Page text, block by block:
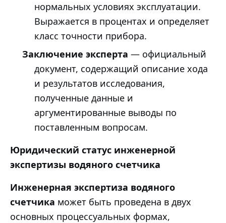
нормальных условиях эксплуатации.
Выражается в процентах и определяет
класс точности прибора.
Заключение эксперта — официальный
документ, содержащий описание хода
и результатов исследования,
полученные данные и
аргументированные выводы по
поставленным вопросам.
Юридический статус инженерной
экспертизы водяного счетчика
Инженерная экспертиза водяного
счетчика может быть проведена в двух
основных процессуальных формах,